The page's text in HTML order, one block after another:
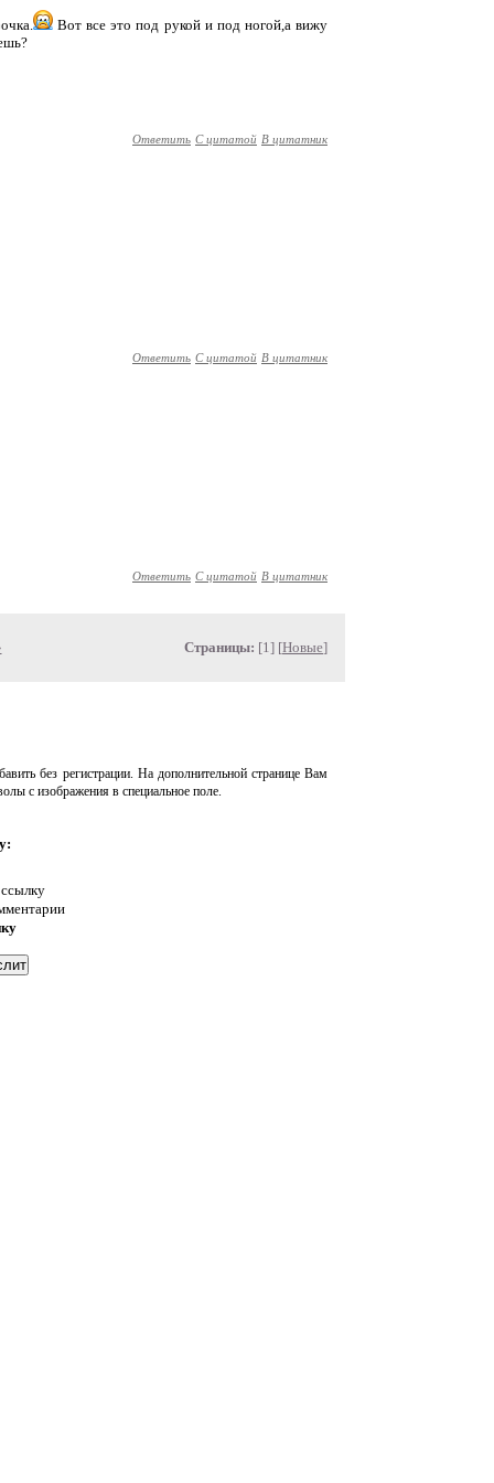
Вот все это под рукой и под ногой,а вижу
Ответить С цитатой В цитатник
Ответить С цитатой В цитатник
Ответить С цитатой В цитатник
Страницы: [1] [Новые]
без регистрации. На дополнительной странице Вам
с изображения в специальное поле.